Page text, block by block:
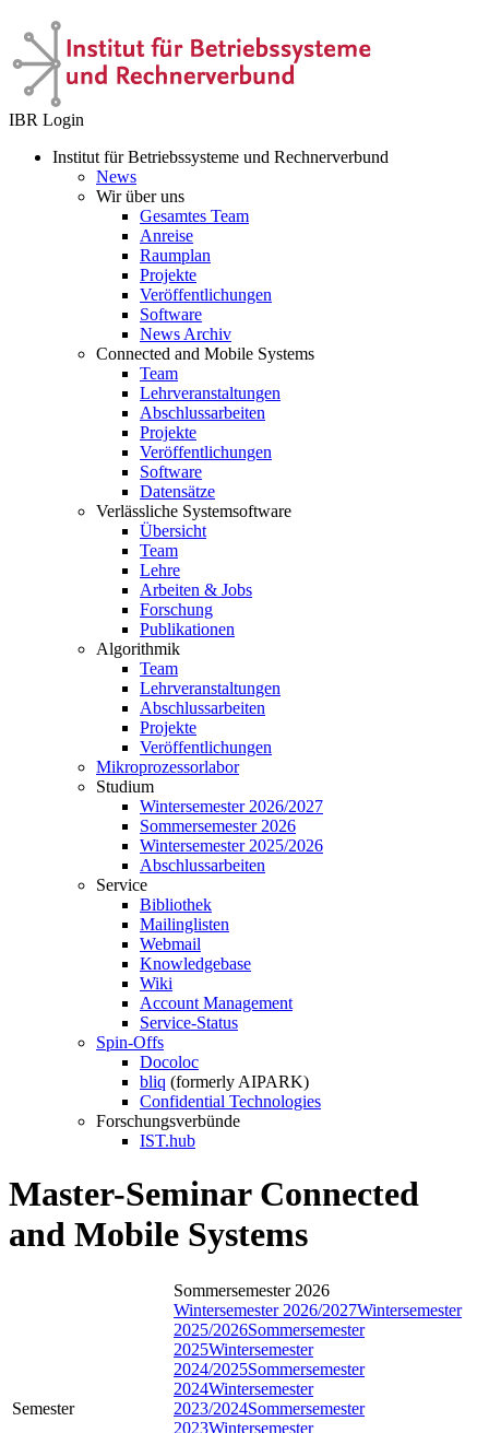
IBR Login
Institut für Betriebssysteme und Rechnerverbund
News
Wir über uns
Gesamtes Team
Anreise
Raumplan
Projekte
Veröffentlichungen
Software
News Archiv
Connected and Mobile Systems
Team
Lehrveranstaltungen
Abschlussarbeiten
Projekte
Veröffentlichungen
Software
Datensätze
Verlässliche Systemsoftware
Übersicht
Team
Lehre
Arbeiten & Jobs
Forschung
Publikationen
Algorithmik
Team
Lehrveranstaltungen
Abschlussarbeiten
Projekte
Veröffentlichungen
Mikroprozessorlabor
Studium
Wintersemester 2026/2027
Sommersemester 2026
Wintersemester 2025/2026
Abschlussarbeiten
Service
Bibliothek
Mailinglisten
Webmail
Knowledgebase
Wiki
Account Management
Service-Status
Spin-Offs
Docoloc
bliq (formerly AIPARK)
Confidential Technologies
Forschungsverbünde
IST.hub
Master-Seminar Connected
and Mobile Systems
Semester
Sommersemester 2026
Wintersemester 2026/2027Wintersemester
2025/2026Sommersemester
2025Wintersemester
2024/2025Sommersemester
2024Wintersemester
2023/2024Sommersemester
2023Wintersemester